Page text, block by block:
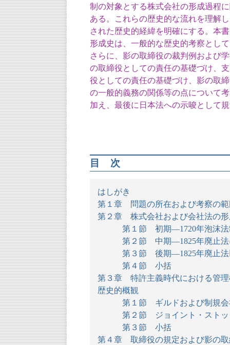
制の対象とする株式会社の形成過程
ある。これらの歴史的な流れを理解
された歴史的経緯を明確にする。本
形成史は、一般的な歴史的考察とし
さらに、影の取締役の裁判例および
の取締役としての責任の基礎づけ、
役としての責任の基礎づけ、影の取
の一般的義務の関係等の点について
加え、最後に日本法への示唆として
目次
はしがき
第１章 問題の所在および考察の
第２章 株式会社および会社法の
第１節 初期―1720年泡沫法
第２節 中期―1825年廃止法に
第３節 後期―1825年廃止法
第４節 小括
第３章 特許主義時代における管
歴史的概観
第１節 ギルドおよび制規会
第２節 ジョイント・ストッ
第３節 小括
第４章 取締役の規定および影の